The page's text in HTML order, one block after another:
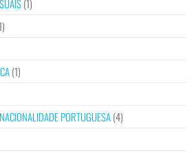
(1)
(1)
PORTUGUESA(4)